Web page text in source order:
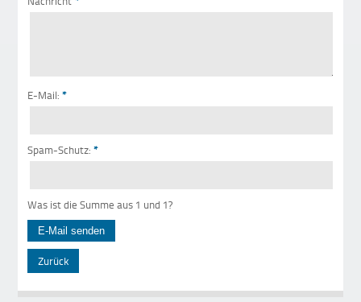
E-Mail: *
Spam-Schutz: *
Was ist die Summe aus 1 und 1?
Zurück